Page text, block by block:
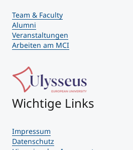
Team & Faculty
Alumni
Veranstaltungen
Arbeiten am MCI
Wichtige Links
Impressum
Datenschutz